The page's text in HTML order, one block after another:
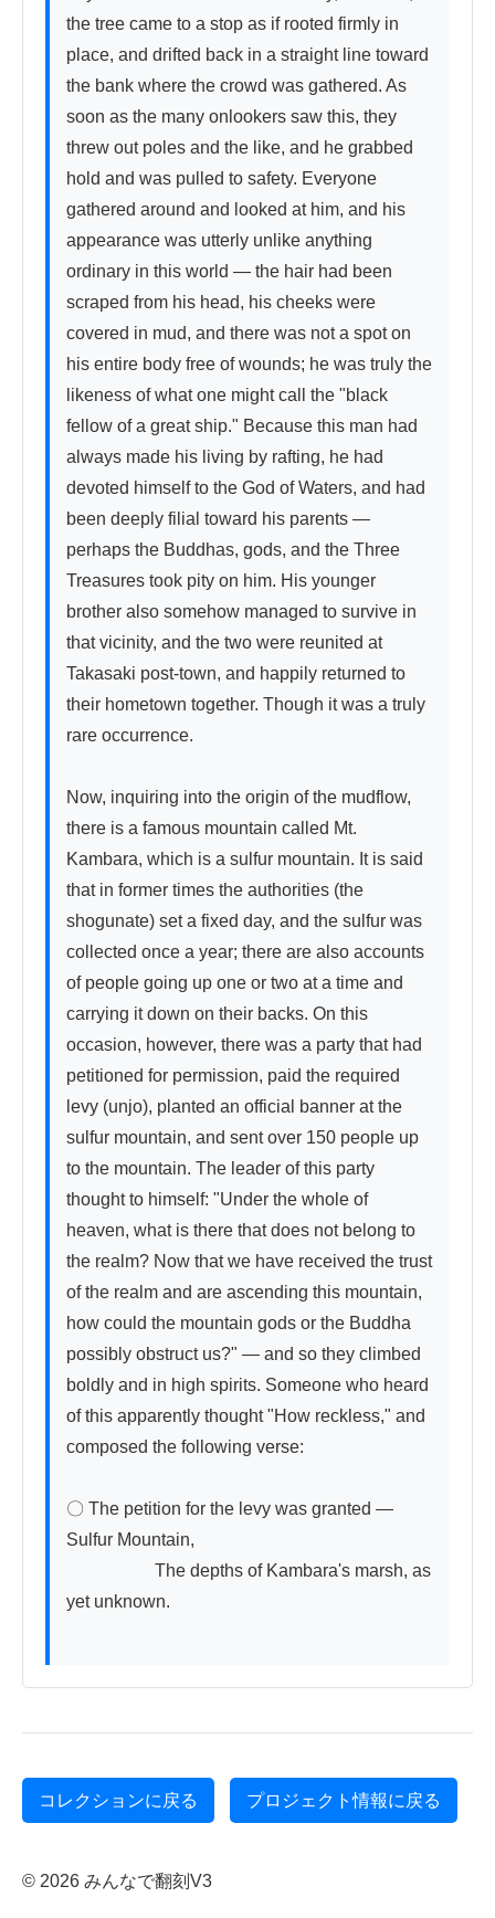
the tree came to a stop as if rooted firmly in
place, and drifted back in a straight line toward
the bank where the crowd was gathered. As
soon as the many onlookers saw this, they
threw out poles and the like, and he grabbed
hold and was pulled to safety. Everyone
gathered around and looked at him, and his
appearance was utterly unlike anything
ordinary in this world — the hair had been
scraped from his head, his cheeks were
covered in mud, and there was not a spot on
his entire body free of wounds; he was truly the
likeness of what one might call the "black
fellow of a great ship." Because this man had
always made his living by rafting, he had
devoted himself to the God of Waters, and had
been deeply filial toward his parents —
perhaps the Buddhas, gods, and the Three
Treasures took pity on him. His younger
brother also somehow managed to survive in
that vicinity, and the two were reunited at
Takasaki post-town, and happily returned to
their hometown together. Though it was a truly
rare occurrence.
Now, inquiring into the origin of the mudflow,
there is a famous mountain called Mt.
Kambara, which is a sulfur mountain. It is said
that in former times the authorities (the
shogunate) set a fixed day, and the sulfur was
collected once a year; there are also accounts
of people going up one or two at a time and
carrying it down on their backs. On this
occasion, however, there was a party that had
petitioned for permission, paid the required
levy (unjo), planted an official banner at the
sulfur mountain, and sent over 150 people up
to the mountain. The leader of this party
thought to himself: "Under the whole of
heaven, what is there that does not belong to
the realm? Now that we have received the trust
of the realm and are ascending this mountain,
how could the mountain gods or the Buddha
possibly obstruct us?" — and so they climbed
boldly and in high spirits. Someone who heard
of this apparently thought "How reckless," and
composed the following verse:
〇 The petition for the levy was granted —
Sulfur Mountain,
The depths of Kambara's marsh, as
yet unknown.
コレクションに戻る プロジェクト情報に戻る
© 2026 みんなで翻刻V3